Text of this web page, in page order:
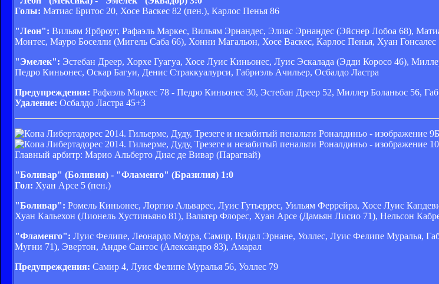
Голы: Матиас Бритос 20, Хосе Васкес 82 (пен.), Карлос Пенья 86
"Леон": Вильям Ярброуг, Рафаэль Маркес, Вильям Эрнандес, Элиас Эрнандес (Эйснер Лобоа 68),
Монтес, Мауро Боселли (Мигель Саба 66), Хонни Магальон, Хосе Васкес, Карлос Пенья, Хуан Гонсалес
"Эмелек": Эстебан Дреер, Хорхе Гуагуа, Хосе Луис Киньонес, Луис Эскалада (Эдди Коросо 46),
Педро Киньонес, Оскар Багуи, Денис Страккуалурси, Габриэль Ачильер, Осбалдо Ластра
Предупреждения: Рафаэль Маркес 78 - Педро Киньонес 30, Эстебан Дреер 52, Миллер Боланьос 56,
Удаление: Осбалдо Ластра 45+3
Главный арбитр: Марио Альберто Диас де Вивар (Парагвай)
"Боливар" (Боливия) - "Фламенго" (Бразилия) 1:0
Гол: Хуан Арсе 5 (пен.)
"Боливар": Ромель Киньонес, Лоргио Альварес, Луис Гутьеррес, Уильям Феррейра, Хосе Луис
Хуан Кальехон (Лионель Хустиньяно 81), Вальтер Флорес, Хуан Арсе (Дамьян Лисио 71), Нельсон
"Фламенго": Луис Фелипе, Леонардо Моура, Самир, Видал Эрнане, Уоллес, Луис Фелипе Муралья,
Мугни 71), Эвертон, Андре Сантос (Александро 83), Амарал
Предупреждения: Самир 4, Луис Фелипе Муралья 56, Уоллес 79